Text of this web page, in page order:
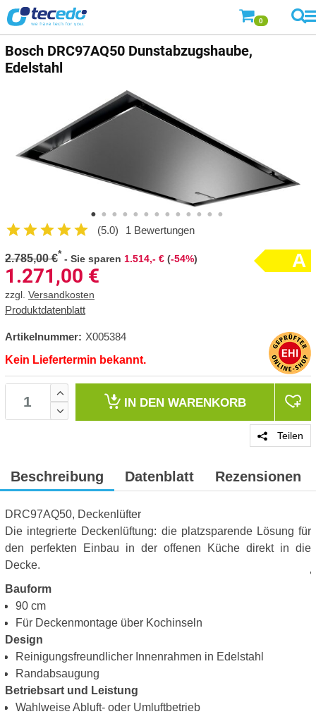
0
Bosch DRC97AQ50 Dunstabzugshaube,
Edelstahl
(5.0) 1 Bewertungen
A
2.785,00 €* - Sie sparen 1.514,- € (-54%)
1.271,00 €
zzgl. Versandkosten
Produktdatenblatt
Artikelnummer: X005384
Kein Liefertermin bekannt.
IN DEN WARENKORB
Teilen
Beschreibung Datenblatt Rezensionen
DRC97AQ50, Deckenlüfter
Die integrierte Deckenlüftung: die platzsparende Lösung für
den perfekten Einbau in der offenen Küche direkt in die
Decke.
Bauform
90 cm
Für Deckenmontage über Kochinseln
Design
Reinigungsfreundlicher Innenrahmen in Edelstahl
Randabsaugung
Betriebsart und Leistung
Wahlweise Abluft- oder Umluftbetrieb